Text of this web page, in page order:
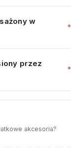
w
*
przez
*
akcesoria?